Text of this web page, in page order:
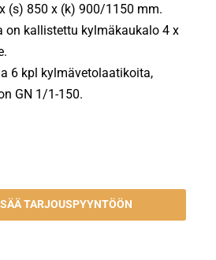
(s) 850 x (k) 900/1150 mm.
on kallistettu kylmäkaukalo 4 x
6 kpl kylmävetolaatikoita,
GN 1/1-150.
TARJOUSPYYNTÖÖN